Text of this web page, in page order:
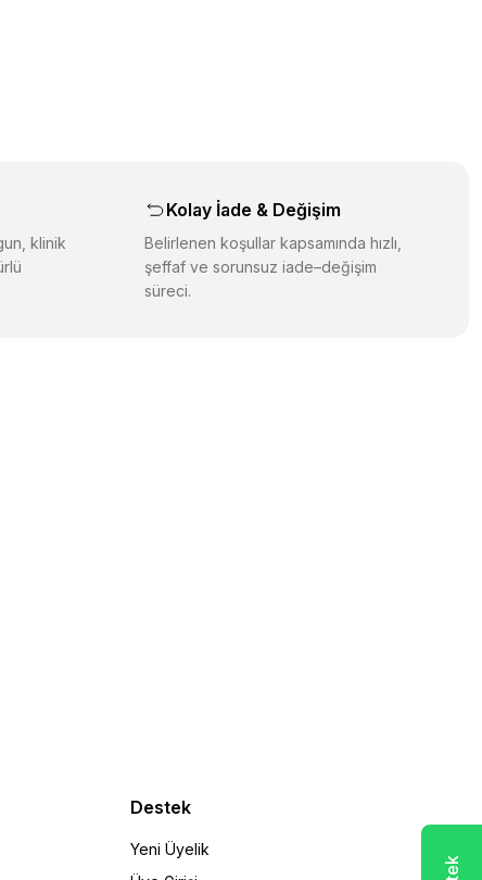
klinik
Kolay İade & Değişim
Belirlenen koşullar kapsamında hızlı,
şeffaf ve sorunsuz iade–değişim
süreci.
Destek
Yeni Üyelik